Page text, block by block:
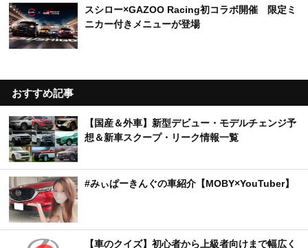
スシロー×GAZOO Racing初コラボ開催 限定ミ
ニカー付きメニューが登場
おすすめ記事
【国産＆外車】新型デビュー・モデルチェンジ予
想＆新車スクープ・リーク情報一覧
#みぃぱーきんぐの車紹介【MOBY×YouTuber】
【車のクイズ】初心者から上級者向けまで幅広く